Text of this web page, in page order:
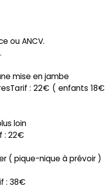
ou ANCV.
mise en jambe
: 22€ ( enfants 18€
loin
: 22€
( pique-nique à prévoir )
: 38€